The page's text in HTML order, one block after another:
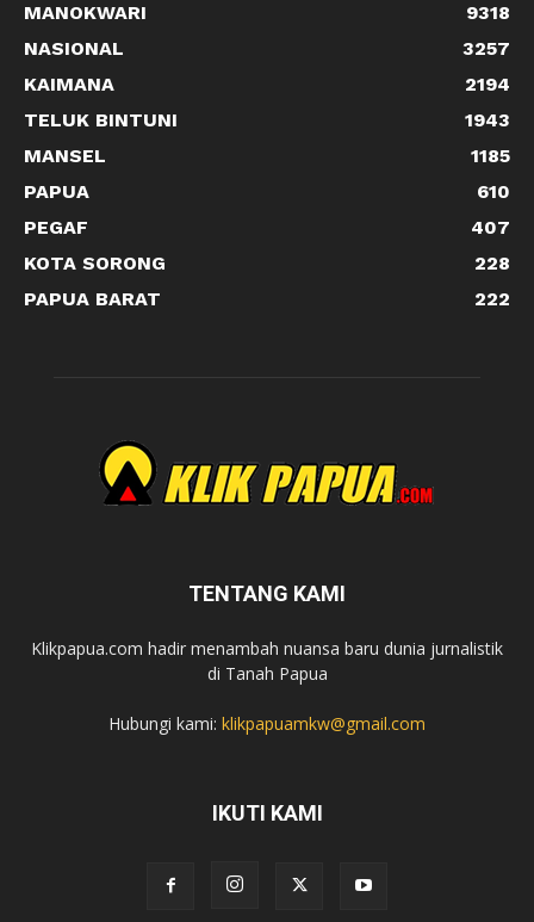
MANOKWARI
9318
NASIONAL
3257
KAIMANA
2194
TELUK BINTUNI
1943
MANSEL
1185
PAPUA
610
PEGAF
407
KOTA SORONG
228
PAPUA BARAT
222
TENTANG KAMI
Klikpapua.com hadir menambah nuansa baru dunia jurnalistik
di Tanah Papua
Hubungi kami: klikpapuamkw@gmail.com
IKUTI KAMI